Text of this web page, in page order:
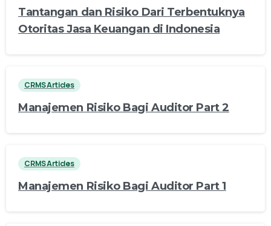
Tantangan dan Risiko Dari Terbentuknya
Otoritas Jasa Keuangan di Indonesia
CRMS Articles
Manajemen Risiko Bagi Auditor Part 2
CRMS Articles
Manajemen Risiko Bagi Auditor Part 1